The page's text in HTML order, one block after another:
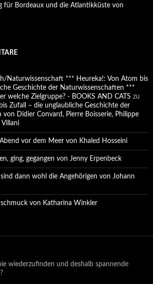
für Bordeaux und die Atlantikküste von
Naturwissenschaft *** Heureka!: Von Atom bis
Geschichte der Naturwissenschaften ***
welche Zielgruppe? - BOOKS AND CATS zu
Zufall – die unglaubliche Geschichte der
von Didier Convard, Pierre Boisserie, Philippe
Villani
vor dem Meer von Khaled Hosseini
ging, gegangen von Jenny Erpenbeck
dann wohl die Angehörigen von Johann
von Katharina Winkler
wiederzufinden und deshalb spannende